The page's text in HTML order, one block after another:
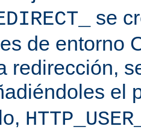
se
de entorno
redirección,
el